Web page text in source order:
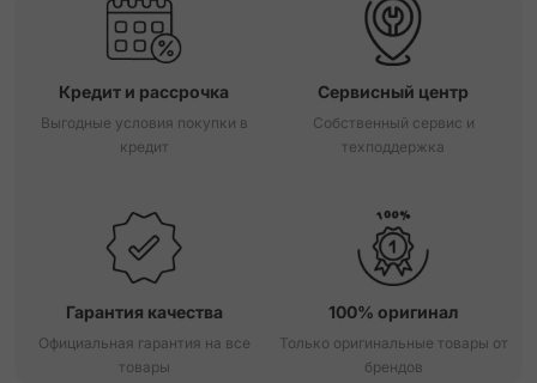
Кредит и рассрочка
Выгодные условия покупки в
кредит
Сервисный центр
Собственный сервис и
техподдержка
Гарантия качества
Официальная гарантия на все
товары
100% оригинал
Только оригинальные товары от
брендов